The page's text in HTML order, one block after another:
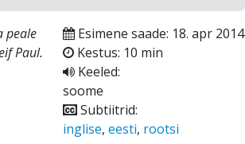
peale
Paul.
Esimene saade: 18. apr 2014
Kestus: 10 min
Keeled:
soome
Subtiitrid:
inglise, eesti, rootsi